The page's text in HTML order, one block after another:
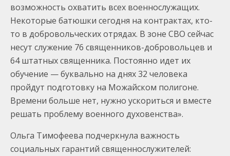
возможность охватить всех военнослужащих.
Некоторые батюшки сегодня на контрактах, кто-
то в добровольческих отрядах. В зоне СВО сейчас
несут служение 76 священников-добровольцев и
64 штатных священника. Постоянно идет их
обучение — буквально на днях 32 человека
пройдут подготовку на Можайском полигоне.
Времени больше нет, нужно ускориться и вместе
решать проблему военного духовенства».
Ольга Тимофеева подчеркнула важность
социальных гарантий священнослужителей: